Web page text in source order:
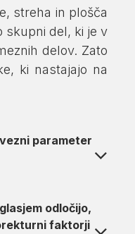
streha in plošča
skupni del, ki je v
delov. Zato
ki nastajajo na